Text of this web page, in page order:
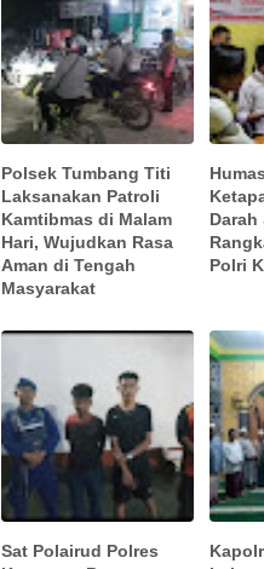
Polsek Tumbang Titi
Laksanakan Patroli
Kamtibmas di Malam
Hari, Wujudkan Rasa
Aman di Tengah
Masyarakat
Darah
Polri
Sat Polairud Polres